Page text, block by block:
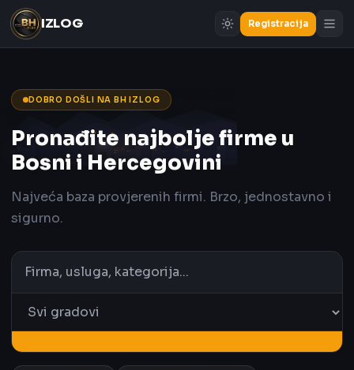
IZLOG Registracija
DOBRO DOŠLI NA BH IZLOG
Pronađite najbolje firme u
Bosni i Hercegovini
Najveća baza provjerenih firmi. Brzo, jednostavno i
sigurno.